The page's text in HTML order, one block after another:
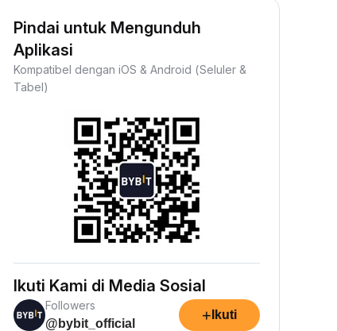
Pindai untuk Mengunduh
Aplikasi
Kompatibel dengan iOS & Android (Seluler &
Tabel)
Ikuti Kami di Media Sosial
Followers
@bybit_official
+ Ikuti